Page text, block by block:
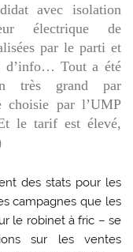
avec isolation
électrique de
par le parti et
d’info… Tout a été
très grand par
choisie par l’UMP
le tarif est élevé,
des stats pour les
campagnes que les
le robinet à fric – se
sur les ventes